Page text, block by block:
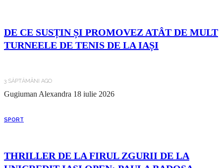
DE CE SUSȚIN ȘI PROMOVEZ ATÂT DE MULT
TURNEELE DE TENIS DE LA IAȘI
3 SĂPTĂMÂNI AGO
Gugiuman Alexandra 18 iulie 2026
SPORT
THRILLER DE LA FIRUL ZGURII DE LA